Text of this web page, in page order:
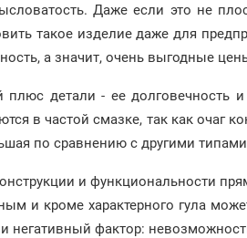
Даже если это не
такое изделие даже для
а значит, очень выгодные
плюс детали - ее долговечность
в частой смазке, так как очаг
по сравнению с другими типами
и функциональности
и кроме характерного гула
негативный фактор: